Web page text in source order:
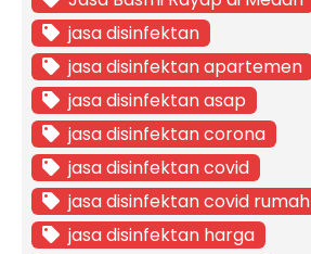
jasa disinfektan
jasa disinfektan apartemen
jasa disinfektan asap
jasa disinfektan corona
jasa disinfektan covid
jasa disinfektan covid rumah
jasa disinfektan harga